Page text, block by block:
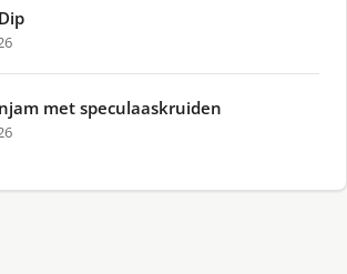
met speculaaskruiden